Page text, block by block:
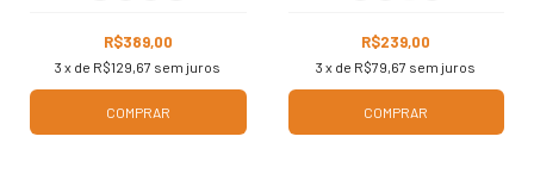
R$389,00
3 x de R$129,67 sem juros
COMPRAR
R$239,00
3 x de R$79,67 sem juros
COMPRAR